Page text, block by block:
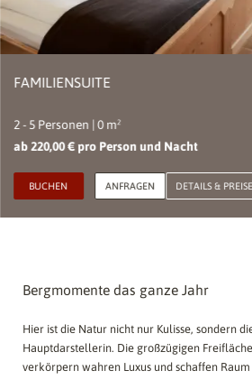
FAMILIENSUITE
2 - 5 Personen | 0 m²
ab 220,00 € pro Person und Nacht
BUCHEN ANFRAGEN DETAILS & PREISE
Bergmomente das ganze Jahr
Hier ist die Natur nicht nur Kulisse, sondern
Hauptdarstellerin. Die großzügigen
verkörpern wahren Luxus und schaffen